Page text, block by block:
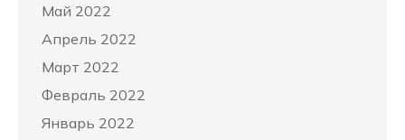
Май 2022
Апрель 2022
Март 2022
Февраль 2022
Январь 2022